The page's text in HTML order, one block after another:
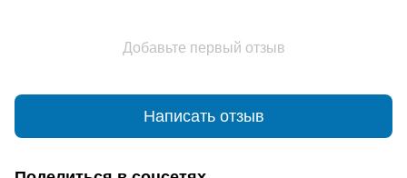
Добавьте первый отзыв
Написать отзыв